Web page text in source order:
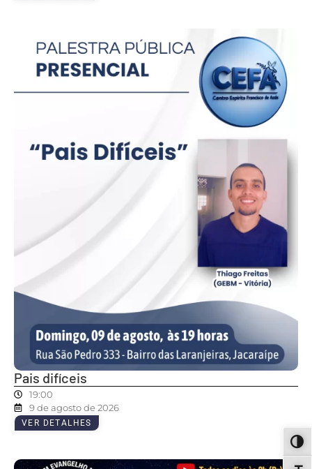
Pais difíceis
19:00
9 de agosto de 2026
VER DETALHES